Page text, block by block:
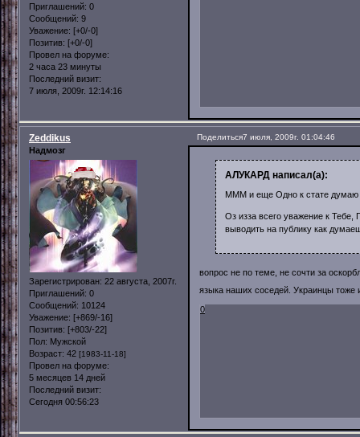
Приглашений: 0
Сообщений: 9
Уважение: [+0/-0]
Позитив: [+0/-0]
Провел на форуме:
2 часа 23 минуты
Последний визит:
7 июля, 2009г. 12:14:16
Поделиться7 июля, 2009г. 01:04:46
Zeddikus
Надмозг
Зарегистрирован: 22 августа, 2007г.
Приглашений: 0
Сообщений: 10124
Уважение: [+869/-16]
Позитив: [+803/-22]
Пол: Мужской
Возраст: 42 [1983-11-18]
Провел на форуме:
5 месяцев 14 дней
Последний визит:
Сегодня 00:56:23
АЛУКАРД написал(а):
МММ и еще Одно к стате думаю
Оз изза всего уважение к
выводить на публику как
вопрос не по теме, не сочти за
языка наших соседей. Украинцы тоже
0